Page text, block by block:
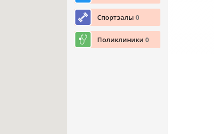
Спортзалы 0
Поликлиники 0